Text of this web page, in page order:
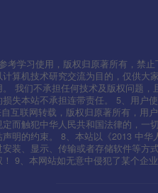
考学习使用，版权归原著所有，禁
算机技术研究交流为目的，仅供大
我们不承担任何技术及版权问题
失本站不承担连带责任。 5、用户
互联网转载，版权归原著所有，用
而触犯中华人民共和国法律的，
明的约束。 8、本站以《2013 中
装、显示、传输或者存储软件等
9、本网站如无意中侵犯了某个企